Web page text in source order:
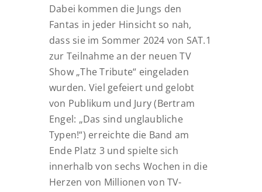
Dabei kommen die Jungs den
Fantas in jeder Hinsicht so nah,
dass sie im Sommer 2024 von SAT.1
zur Teilnahme an der neuen TV
Show „The Tribute“ eingeladen
wurden. Viel gefeiert und gelobt
von Publikum und Jury (Bertram
Engel: „Das sind unglaubliche
Typen!“) erreichte die Band am
Ende Platz 3und spielte sich
innerhalb von sechs Wochen in die
Herzen von Millionen von TV-